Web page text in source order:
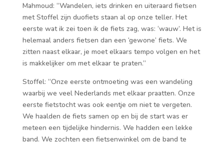
Mahmoud: “Wandelen, iets drinken en uiteraard fietsen
met Stoffel zijn duofiets staan al op onze teller. Het
eerste wat ik zei toen ik de fiets zag, was: ‘wauw’. Het is
helemaal anders fietsen dan een ‘gewone’ fiets. We
zitten naast elkaar, je moet elkaars tempo volgen en het
is makkelijker om met elkaar te praten.”
Stoffel: “Onze eerste ontmoeting was een wandeling
waarbij we veel Nederlands met elkaar praatten. Onze
eerste fietstocht was ook eentje om niet te vergeten.
We haalden de fiets samen op en bij de start was er
meteen een tijdelijke hindernis. We hadden een lekke
band. We zochten een fietsenwinkel om de band te